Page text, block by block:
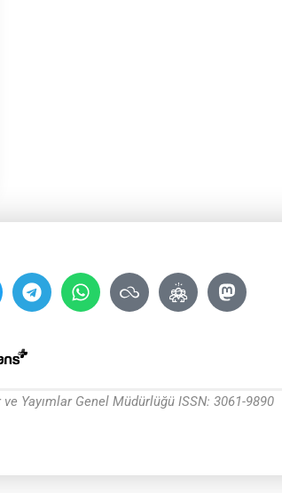
Yayımlar Genel Müdürlüğü ISSN: 3061-9890